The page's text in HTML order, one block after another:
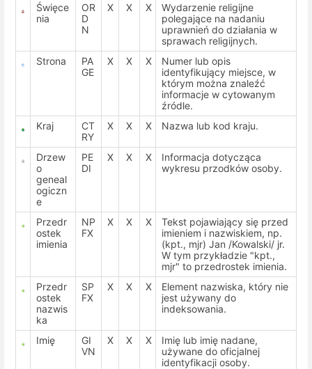
Święce
nia
OR
D
N
X X X
Wydarzenie religijne
polegające na nadaniu
uprawnień do działania w
sprawach religijnych.
Strona
PA
GE
X X X
Numer lub opis
identyfikujący miejsce, w
którym można znaleźć
informacje w cytowanym
źródle.
Kraj
CT
RY
X X X Nazwa lub kod kraju.
Drzew
o
geneal
ogiczn
e
PE
DI
X X X
Informacja dotycząca
wykresu przodków osoby.
Przedr
ostek
imienia
NP
FX
X X X
Tekst pojawiający się przed
imieniem i nazwiskiem, np.
(kpt., mjr) Jan /Kowalski/ jr.
W tym przykładzie "kpt.,
mjr" to przedrostek imienia.
Przedr
ostek
nazwis
ka
SP
FX
X X X
Element nazwiska, który nie
jest używany do
indeksowania.
Imię
GI
VN
X X X
Imię lub imię nadane,
używane do oficjalnej
identyfikacji osoby.